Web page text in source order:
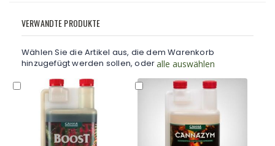
VERWANDTE PRODUKTE
Wählen Sie die Artikel aus, die dem Warenkorb
hinzugefügt werden sollen, oderalle auswählen
Warenkorb
Warenkorb